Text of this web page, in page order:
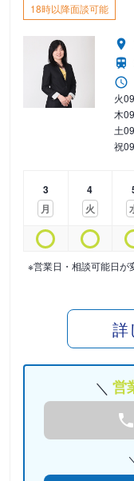
18時以降面談可能
火
木
土
祝
3
月
4
火
※営業日・相談可能日が
詳
営